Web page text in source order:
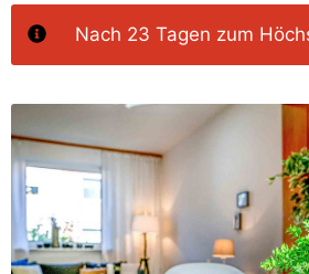
Nach 23 Tagen zum